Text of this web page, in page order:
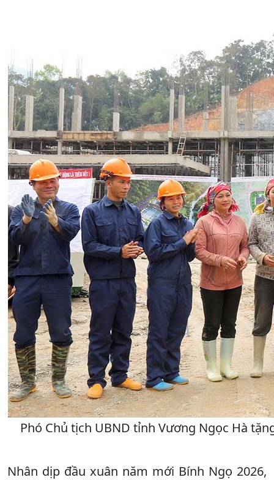
Phó Chủ tịch UBND tỉnh Vương Ngọc Hà
Nhân dịp đầu xuân năm mới Bính Ngọ 2026,